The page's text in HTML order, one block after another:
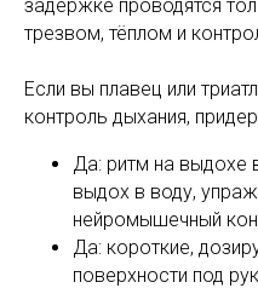
задержке проводятся
трезвом, тёплом и
Если вы плавец или
контроль дыхания,
Да: ритм на выдохе
выдох в воду,
нейромышечный
Да: короткие,
поверхности под